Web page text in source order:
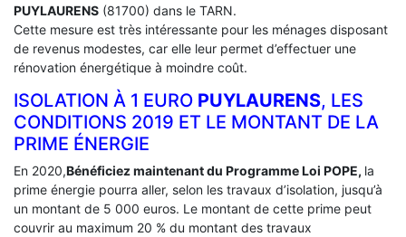
PUYLAURENS (81700) dans le TARN.
Cette mesure est très intéressante pour les ménages disposant
de revenus modestes, car elle leur permet d’effectuer une
rénovation énergétique à moindre coût.
ISOLATION À 1 EURO PUYLAURENS, LES
CONDITIONS 2019 ET LE MONTANT DE LA
PRIME ÉNERGIE
En 2020,Bénéficiez maintenant du Programme Loi POPE, la
prime énergie pourra aller, selon les travaux d’isolation, jusqu’à
un montant de 5 000 euros. Le montant de cette prime peut
couvrir au maximum 20 % du montant des travaux